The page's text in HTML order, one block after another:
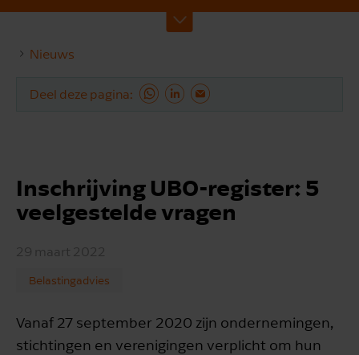
Nieuws
Deel deze pagina
Inschrijving UBO-register: 5
veelgestelde vragen
29 maart 2022
Belastingadvies
Vanaf 27 september 2020 zijn ondernemingen,
stichtingen en verenigingen verplicht om hun